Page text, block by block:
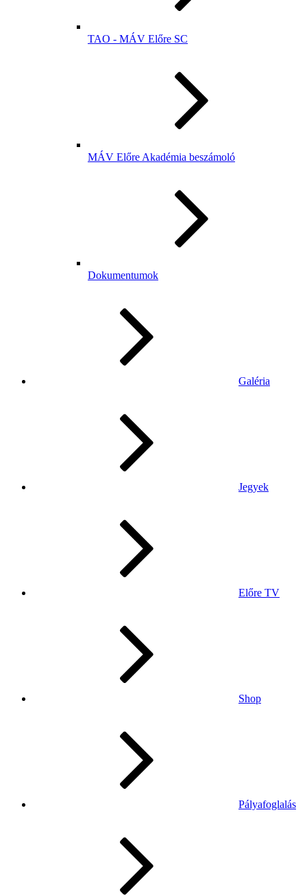
TAO - MÁV Előre SC
MÁV Előre Akadémia beszámoló
Dokumentumok
Galéria
Jegyek
Előre TV
Shop
Pályafoglalás